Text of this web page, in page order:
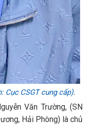
Cục CSGT cung cấp).
Văn Trường, (SN
Hải Phòng) là chủ